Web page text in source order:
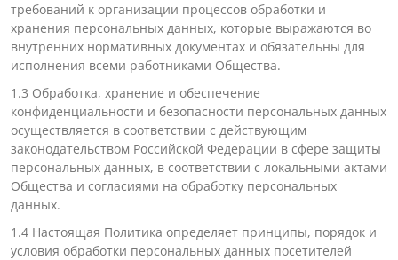
требований к организации процессов обработки и
хранения персональных данных, которые выражаются во
внутренних нормативных документах и обязательны для
исполнения всеми работниками Общества.
1.3 Обработка, хранение и обеспечение
конфиденциальности и безопасности персональных данных
осуществляется в соответствии с действующим
законодательством Российской Федерации в сфере защиты
персональных данных, в соответствии с локальными актами
Общества и согласиями на обработку персональных
данных.
1.4 Настоящая Политика определяет принципы, порядок и
условия обработки персональных данных посетителей